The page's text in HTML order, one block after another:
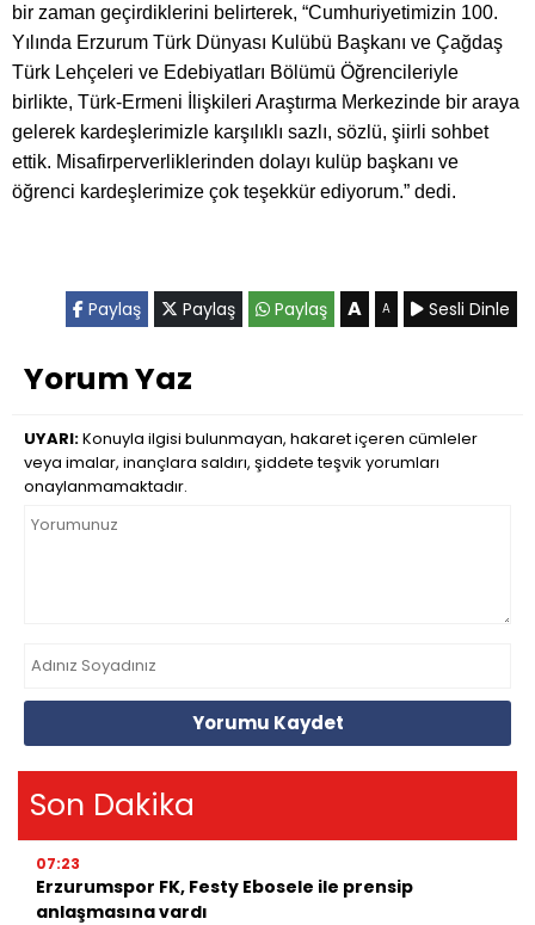
bir zaman geçirdiklerini belirterek, “Cumhuriyetimizin 100.
Yılında Erzurum Türk Dünyası Kulübü Başkanı ve Çağdaş
Türk Lehçeleri ve Edebiyatları Bölümü Öğrencileriyle
birlikte, Türk-Ermeni İlişkileri Araştırma Merkezinde bir araya
gelerek kardeşlerimizle karşılıklı sazlı, sözlü, şiirli sohbet
ettik. Misafirperverliklerinden dolayı kulüp başkanı ve
öğrenci kardeşlerimize çok teşekkür ediyorum.” dedi.
Paylaş Paylaş Paylaş A A Sesli Dinle
Yorum Yaz
UYARI:Konuyla ilgisi bulunmayan, hakaret içeren cümleler
veya imalar, inançlara saldırı, şiddete teşvik yorumları
onaylanmamaktadır.
Yorumu Kaydet
Son Dakika
07:23
Erzurumspor FK, Festy Ebosele ile prensip
anlaşmasına vardı